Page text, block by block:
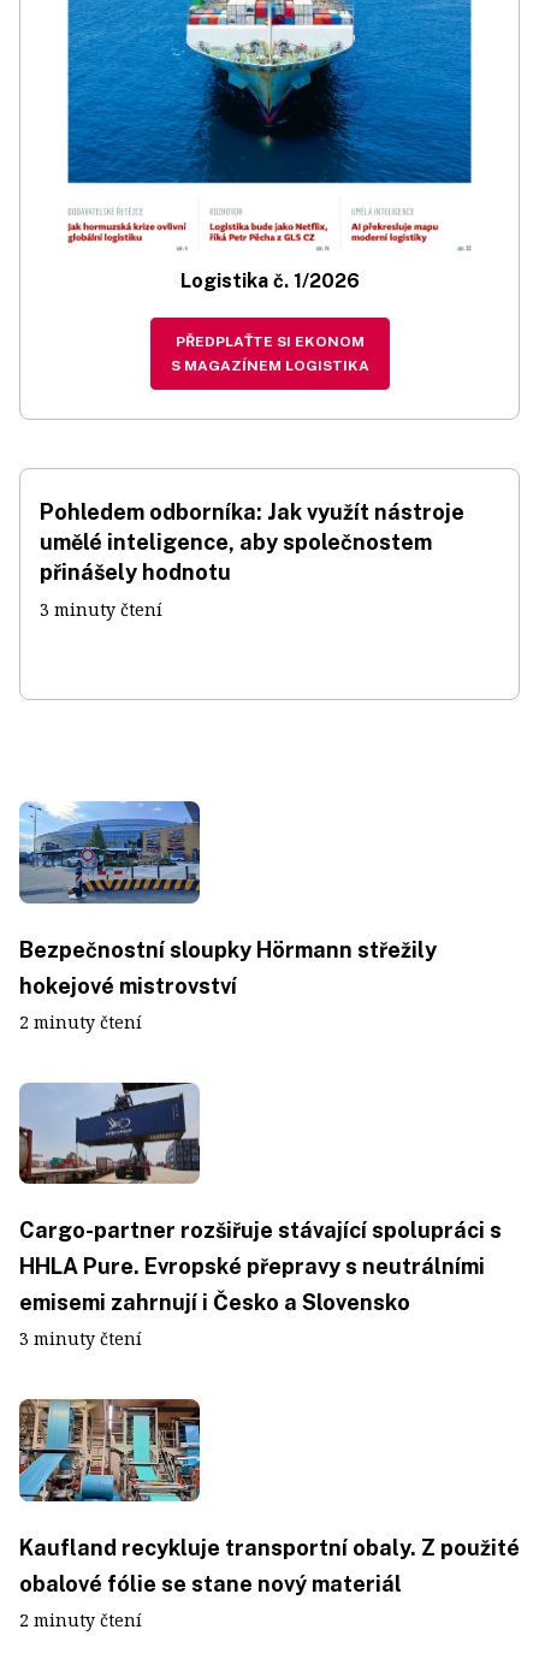
Logistika č. 1/2026
PŘEDPLAŤTE SI EKONOM
S MAGAZÍNEM LOGISTIKA
Pohledem odborníka: Jak využít nástroje
umělé inteligence, aby společnostem
přinášely hodnotu
3 minuty čtení
Bezpečnostní sloupky Hörmann střežily
hokejové mistrovství
2 minuty čtení
Cargo-partner rozšiřuje stávající spolupráci s
HHLA Pure. Evropské přepravy s neutrálními
emisemi zahrnují i Česko a Slovensko
3 minuty čtení
Kaufland recykluje transportní obaly. Z použité
obalové fólie se stane nový materiál
2 minuty čtení